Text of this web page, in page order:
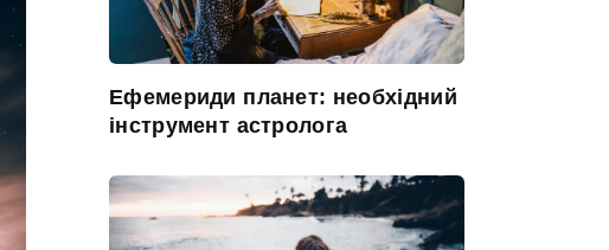
Ефемериди планет: необхідний
інструмент астролога